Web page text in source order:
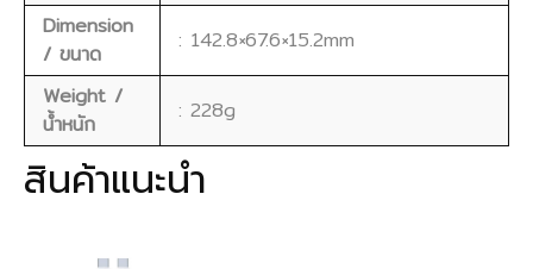
Dimension
/ ขนาด
: 142.8×67.6×15.2mm
Weight /
น้ำหนัก
: 228g
สินค้าแนะนำ